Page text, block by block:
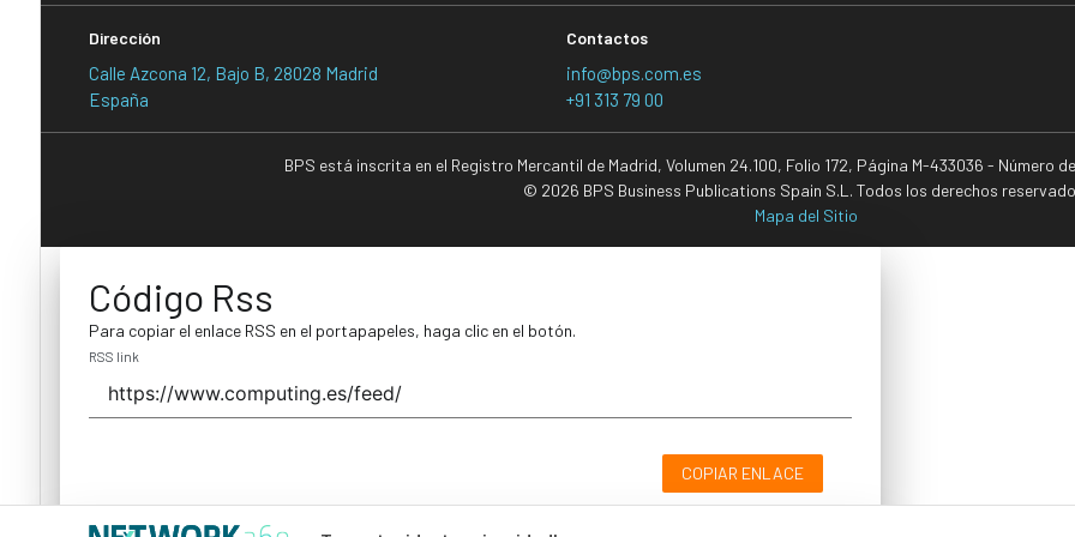
Dirección
Calle Azcona 12, Bajo B, 28028 Madrid
España
Contactos
info@bps.com.es
+91 313 79 00
BPS está inscrita en el Registro Mercantil de Madrid, Volumen 24.100, Folio 172, Página M-433036 - Número
© 2026 BPS Business Publications Spain S.L. Todos los derechos
Mapa del Sitio
Código Rss
Para copiar el enlace RSS en el portapapeles, haga clic en el botón.
RSS link
COPIAR ENLACE